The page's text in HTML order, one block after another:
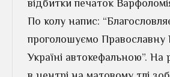
відбитки печаток
По колу напис:
проголошуємо Православну
Україні автокефальною”. На